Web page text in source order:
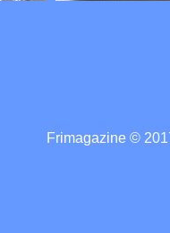
Frimagazine ©